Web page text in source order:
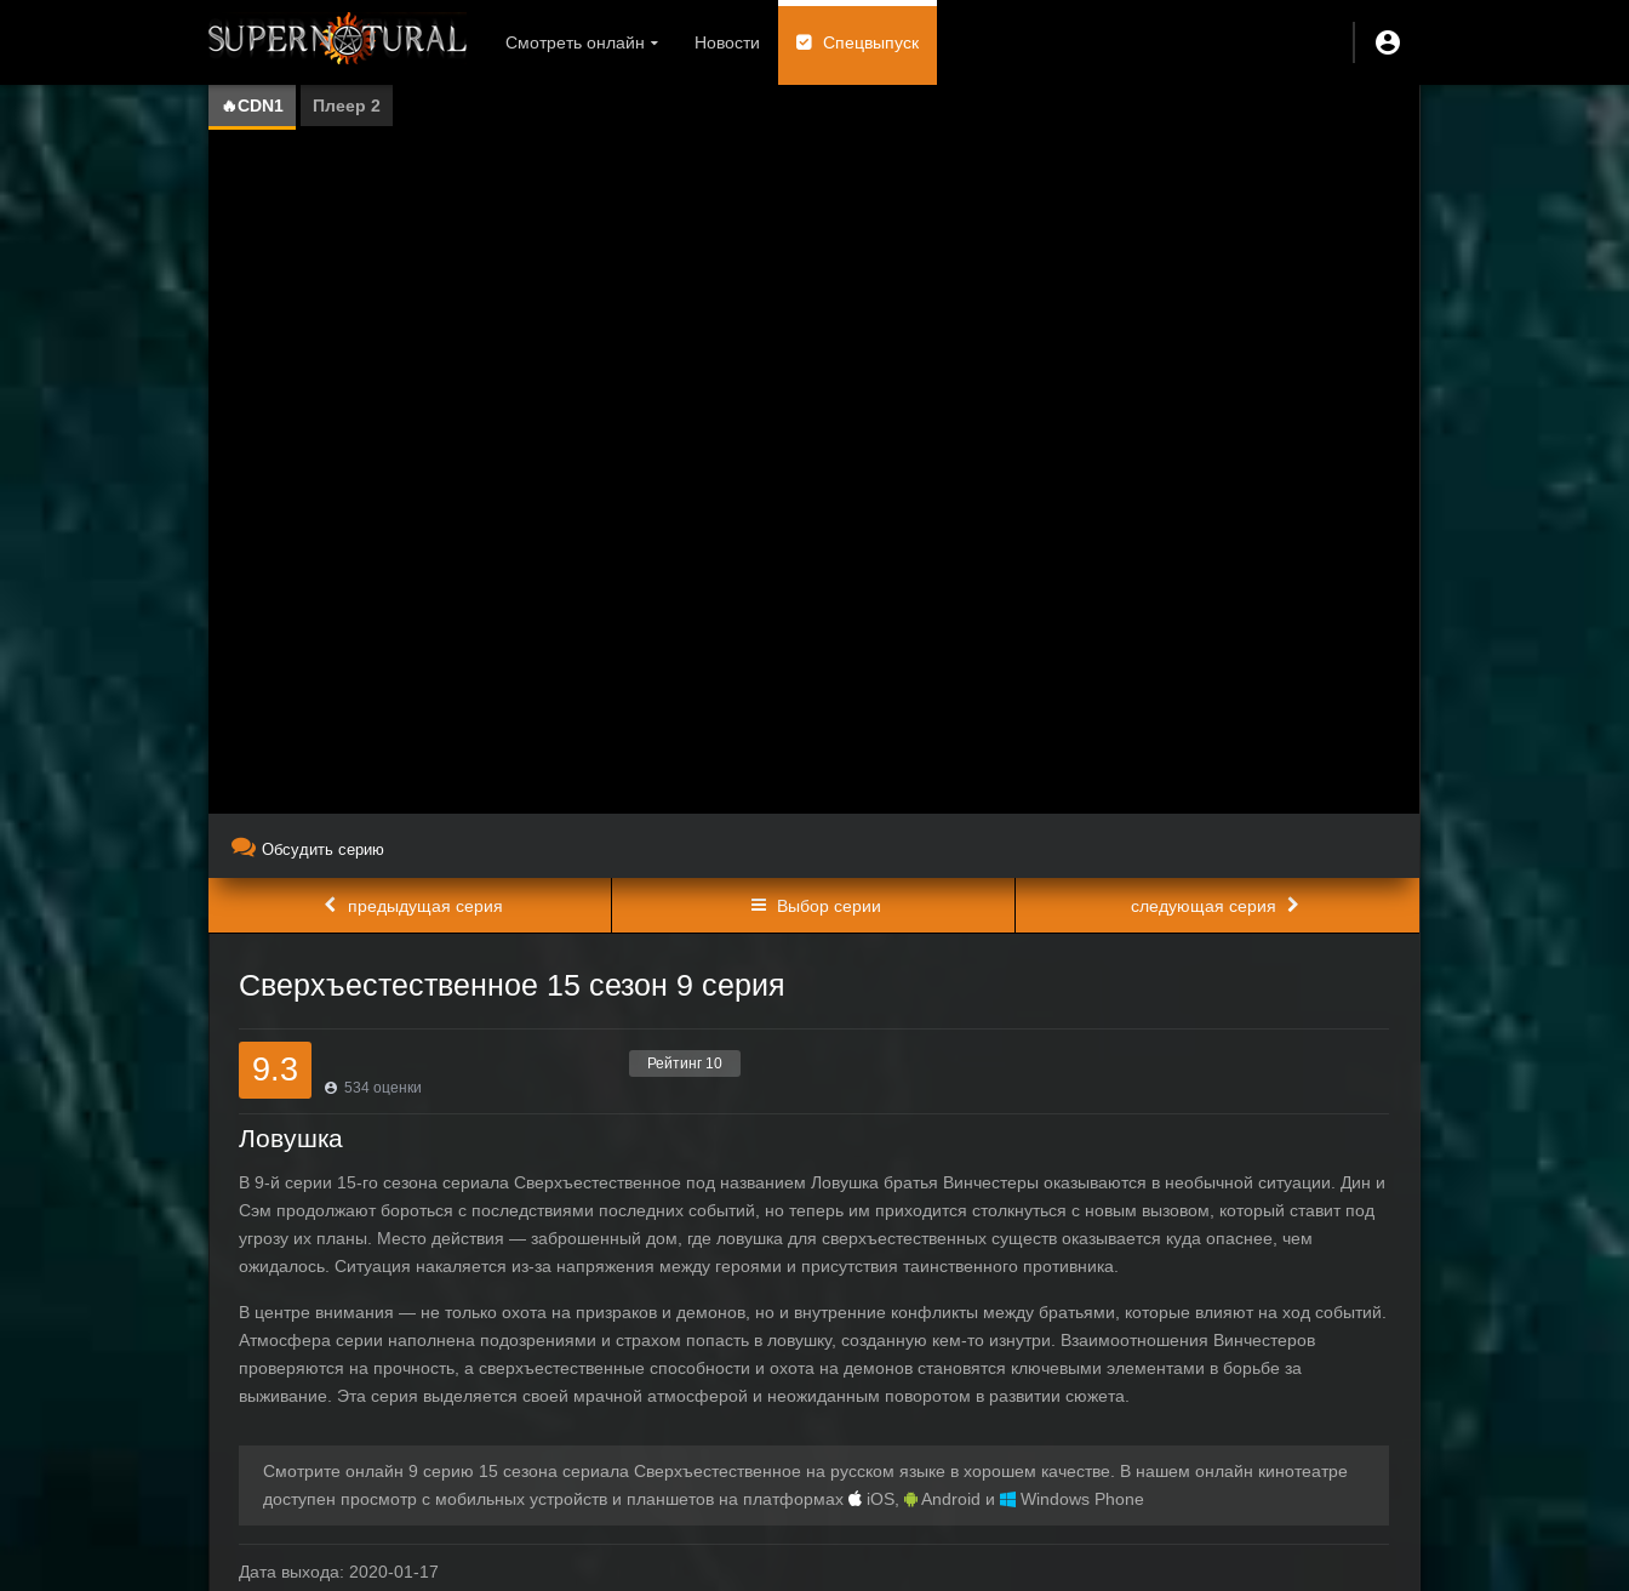
Смотреть онлайн Новости Спецвыпуск
🔥CDN1 Плеер 2
Обсудить серию
предыдущая серия Выбор серии следующая серия
Сверхъестественное 15 сезон 9 серия
Рейтинг 10
9.3 534 оценки
Ловушка
В 9-й серии 15-го сезона сериала Сверхъестественное под названием Ловушка братья Винчестеры оказываются в необычной ситуации. Дин и
Сэм продолжают бороться с последствиями последних событий, но теперь им приходится столкнуться с новым вызовом, который ставит под
угрозу их планы. Место действия — заброшенный дом, где ловушка для сверхъестественных существ оказывается куда опаснее, чем
ожидалось. Ситуация накаляется из-за напряжения между героями и присутствия таинственного противника.
В центре внимания — не только охота на призраков и демонов, но и внутренние конфликты между братьями, которые влияют на ход событий.
Атмосфера серии наполнена подозрениями и страхом попасть в ловушку, созданную кем-то изнутри. Взаимоотношения Винчестеров
проверяются на прочность, а сверхъестественные способности и охота на демонов становятся ключевыми элементами в борьбе за
выживание. Эта серия выделяется своей мрачной атмосферой и неожиданным поворотом в развитии сюжета.
Смотрите онлайн 9 серию 15 сезона сериала Сверхъестественное на русском языке в хорошем качестве. В нашем онлайн кинотеатре
доступен просмотр с мобильных устройств и планшетов на платформах
iOS, Android и Windows Phone
Дата выхода: 2020-01-17